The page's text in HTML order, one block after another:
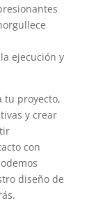
ejecución y
tu proyecto,
y crear
con
diseño de